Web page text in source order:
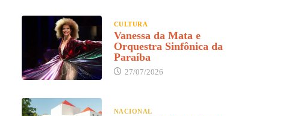
CULTURA
Vanessa da Mata e
Orquestra Sinfônica da
Paraíba
27/07/2026
NACIONAL